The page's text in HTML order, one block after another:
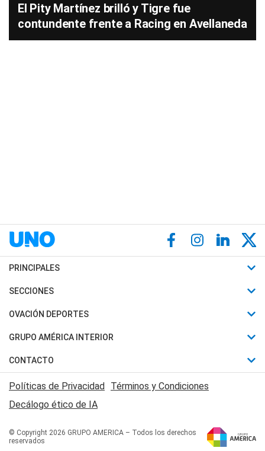
El Pity Martínez brilló y Tigre fue
contundente frente a Racing en Avellaneda
PRINCIPALES
Últimas Noticias
Política
Judiciales
Economia
SECCIONES
Horóscopo
Motores
Trucos caseros
Series y Películas
Edictos y Solicitadas
OVACIÓN DEPORTES
Fútbol
Mundial
Automovilismo
Rugby
Básquet
GRUPO AMÉRICA INTERIOR
Canal 7 en Vivo
San Juan 8
CONTACTO
Acerca de Nosotros
Contactanos
Políticas de Privacidad Términos y Condiciones
Decálogo ético de IA
© Copyright 2026 GRUPO AMERICA – Todos los derechos
reservados